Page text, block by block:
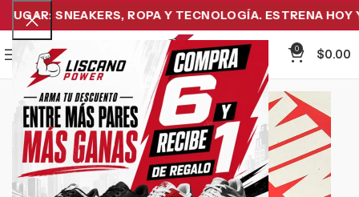
SNEAKERS, ROPA Y TECNOLOGÍA. ESTRENA HOY Y
Menu
0
$0.00